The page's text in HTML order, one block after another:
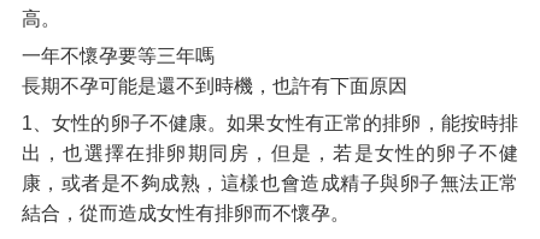
高。
一年不懷孕要等三年嗎
長期不孕可能是還不到時機，也許有下面原因
1、女性的卵子不健康。如果女性有正常的排卵，能按時排
出，也選擇在排卵期同房，但是，若是女性的卵子不健
康，或者是不夠成熟，這樣也會造成精子與卵子無法正常
結合，從而造成女性有排卵而不懷孕。